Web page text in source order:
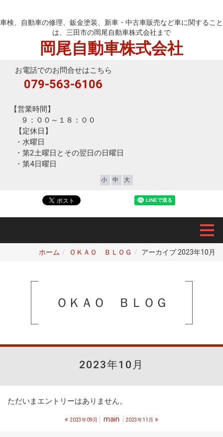
車検、自動車の修理、鈑金塗装、新車・中古車販売など車に関すること
は、三田市の岡尾自動車株式会社まで
岡尾自動車株式会社
お電話でのお問合せはこちら
079-563-6106
【営業時間】
９：００～１８：００
【定休日】
・水曜日
・第2土曜日とその翌日の日曜日
・第4日曜日
小 中 大
ホーム ＯＫＡＯ ＢＬＯＧ アーカイブ 2023年10月
ＯＫＡＯ ＢＬＯＧ
2023年10月
ただいまエントリーはありません。
« 2023年09月 main 2023年11月 »